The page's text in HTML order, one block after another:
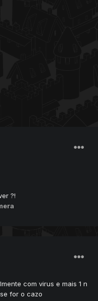
?!
com virus e mais 1 n
for o cazo